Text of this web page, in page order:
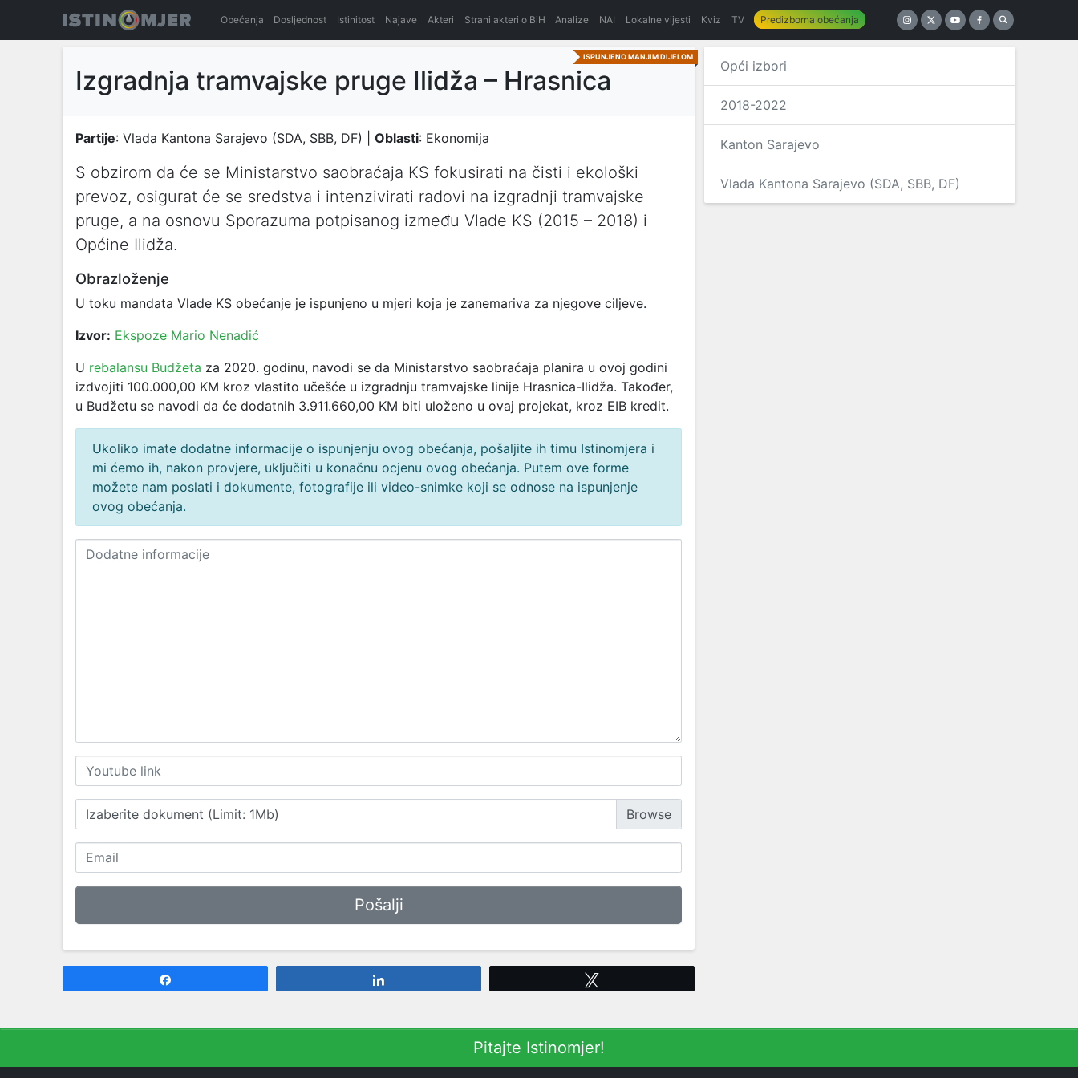
Obećanja Dosljednost Istinitost Najave Akteri Strani akteri o BiH Analize NAI Lokalne vijesti Kviz TV Predizborna obećanja
ISPUNJENO MANJIM DIJELOM
Izgradnja tramvajske pruge Ilidža – Hrasnica
Partije: Vlada Kantona Sarajevo (SDA, SBB, DF) | Oblasti: Ekonomija
S obzirom da će se Ministarstvo saobraćaja KS fokusirati na čisti i ekološki
prevoz, osigurat će se sredstva i intenzivirati radovi na izgradnji tramvajske
pruge, a na osnovu Sporazuma potpisanog između Vlade KS (2015 – 2018) i
Općine Ilidža.
Obrazloženje
U toku mandata Vlade KS obećanje je ispunjeno u mjeri koja je zanemariva za njegove ciljeve.
Izvor: Ekspoze Mario Nenadić
U rebalansu Budžeta za 2020. godinu, navodi se da Ministarstvo saobraćaja planira u ovoj godini
izdvojiti 100.000,00 KM kroz vlastito učešće u izgradnju tramvajske linije Hrasnica-Ilidža. Također,
u Budžetu se navodi da će dodatnih 3.911.660,00 KM biti uloženo u ovaj projekat, kroz EIB kredit.
Ukoliko imate dodatne informacije o ispunjenju ovog obećanja, pošaljite ih timu Istinomjera i
mi ćemo ih, nakon provjere, uključiti u konačnu ocjenu ovog obećanja. Putem ove forme
možete nam poslati i dokumente, fotografije ili video-snimke koji se odnose na ispunjenje
ovog obećanja.
Izaberite dokument (Limit: 1Mb)
Opći izbori
2018-2022
Kanton Sarajevo
Vlada Kantona Sarajevo (SDA, SBB, DF)
Pitajte Istinomjer!